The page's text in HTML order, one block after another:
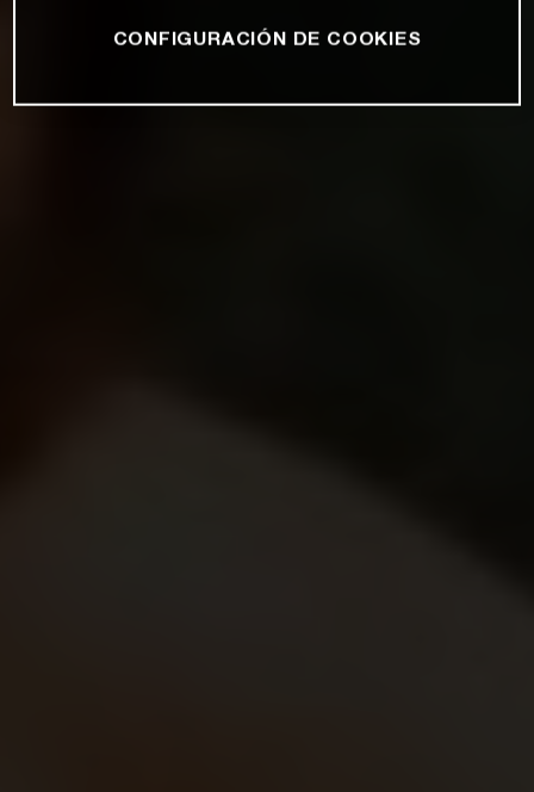
CONFIGURACIÓN DE COOKIES